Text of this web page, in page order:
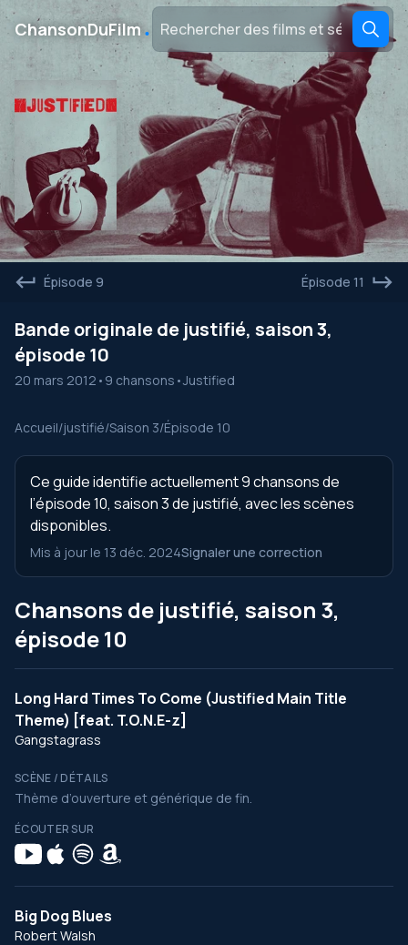
ChansonDuFilm․
Épisode 9 Épisode 11
Bande originale de justifié, saison 3,
épisode 10
20 mars 2012 • 9 chansons •Justified
Accueil/justifié/Saison 3/Épisode 10
Ce guide identifie actuellement 9 chansons de
l’épisode 10, saison 3 de justifié, avec les scènes
disponibles.
Mis à jour le 13 déc. 2024Signaler une correction
Chansons de justifié, saison 3,
épisode 10
Long Hard Times To Come (Justified Main Title
Theme) [feat. T.O.N.E-z]
Gangstagrass
SCÈNE / DÉTAILS
Thème d’ouverture et générique de fin.
ÉCOUTER SUR
Big Dog Blues
Robert Walsh